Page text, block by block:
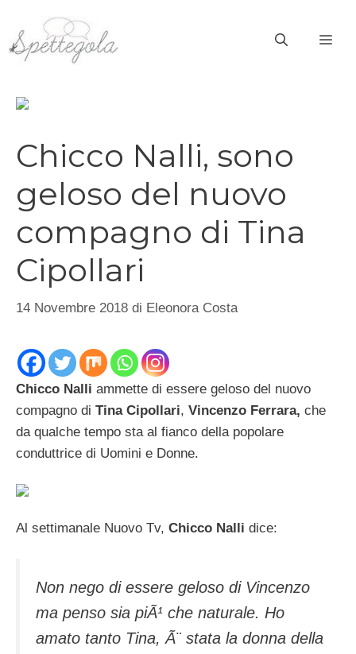
contenuto
Chicco Nalli, sono
geloso del nuovo
compagno di Tina
Cipollari
14 Novembre 2018 di Eleonora Costa
Chicco Nalli ammette di essere geloso del nuovo
compagno di Tina Cipollari, Vincenzo Ferrara, che
da qualche tempo sta al fianco della popolare
conduttrice di Uomini e Donne.
Al settimanale Nuovo Tv, Chicco Nalli dice:
Non nego di essere geloso di Vincenzo
ma penso sia piÃ¹ che naturale. Ho
amato tanto Tina, Ã¨ stata la donna della